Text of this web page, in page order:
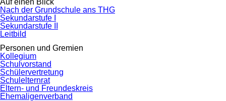
Auf einen Blick
Nach der Grundschule ans THG
Sekundarstufe I
Sekundarstufe II
Leitbild
Personen und Gremien
Kollegium
Schulvorstand
Schülervertretung
Schulelternrat
Eltern- und Freundeskreis
Ehemaligenverband